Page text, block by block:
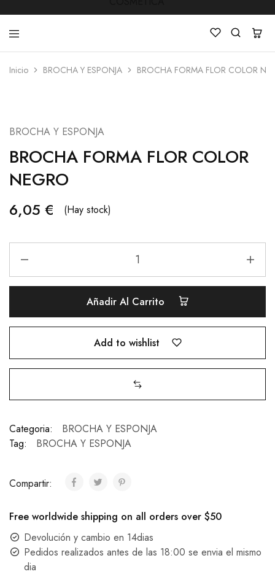
,Peluquería
Mobiliarios
,
Cosmética
y
Inicio BROCHA Y ESPONJA BROCHA FORMA FLOR COLOR
BROCHA Y ESPONJA
BROCHA FORMA FLOR COLOR
NEGRO
6,05 € (Hay stock)
Añadir Al Carrito
Add to wishlist
Categoria:
BROCHA Y ESPONJA
Tag:
BROCHA Y ESPONJA
Compartir:
Free worldwide shipping on all orders over $50
Devolución y cambio en 14dias
Pedidos realizados antes de las 18:00 se envia el mismo
dia